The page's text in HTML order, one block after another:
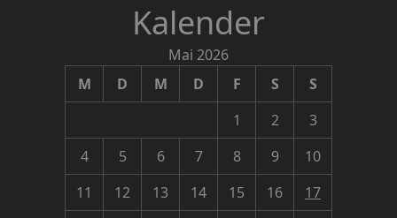
Kalender
Mai 2026
M
D M D F S
S
1
2
3
4
5 6 7 8 9
10
11
12 13 14 15 16
17